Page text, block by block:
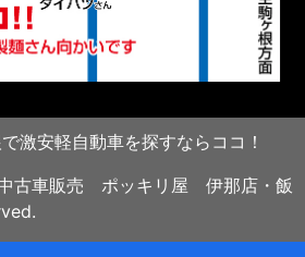
激安軽自動車を探すならココ！
古車販売 ポッキリ屋 伊那店・飯